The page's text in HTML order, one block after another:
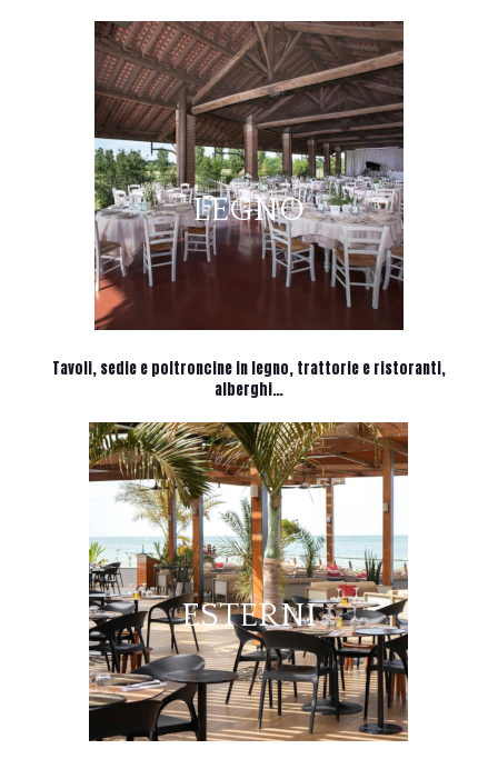
LEGNO
Tavoli, sedie e poltroncine in legno, trattorie e ristoranti,
alberghi…
ESTERNI